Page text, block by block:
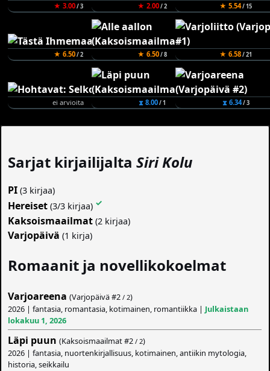
★ 3.00/ 3 ★ 2.00/ 2 ★ 5.54/ 15
★ 6.50/ 2 ★ 6.50/ 8 ★ 6.58/ 21
ei arvioita ⧗ 8.00/ 1 ⧗ 6.34/ 3
Sarjat kirjailijaltaSiri Kolu
PI (3 kirjaa)
Hereiset (3/3 kirjaa) ✓
Kaksoismaailmat (2 kirjaa)
Varjopäivä (1 kirja)
Romaanit ja novellikokoelmat
Varjoareena (Varjopäivä #2 / 2)
2026 | fantasia, romantasia, kotimainen, romantiikka | Julkaistaan
lokakuu 1, 2026
Läpi puun (Kaksoismaailmat #2 / 2)
2026 | fantasia, nuortenkirjallisuus, kotimainen, antiikin mytologia,
historia, seikkailu